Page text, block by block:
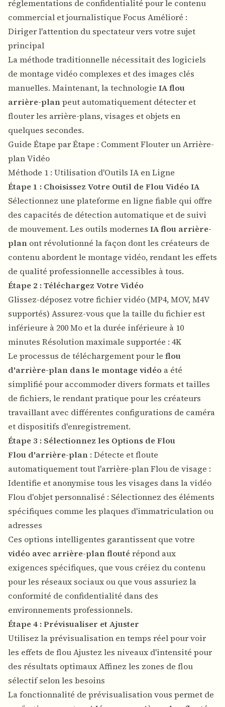
réglementations de confidentialité pour le contenu
commercial et journalistique Focus Amélioré :
Diriger l'attention du spectateur vers votre sujet
principal
La méthode traditionnelle nécessitait des logiciels
de montage vidéo complexes et des images clés
manuelles. Maintenant, la technologie IA flou
arrière-planpeut automatiquement détecter et
flouter les arrière-plans, visages et objets en
quelques secondes.
Guide Étape par Étape : Comment Flouter un Arrière-
plan Vidéo
Méthode 1 : Utilisation d'Outils IA en Ligne
Étape 1 : Choisissez Votre Outil de Flou Vidéo IA
Sélectionnez une plateforme en ligne fiable qui offre
des capacités de détection automatique et de suivi
de mouvement. Les outils modernes IA flou arrière-
plan ont révolutionné la façon dont les créateurs de
contenu abordent le montage vidéo, rendant les effets
de qualité professionnelle accessibles à tous.
Étape 2 : Téléchargez Votre Vidéo
Glissez-déposez votre fichier vidéo (MP4, MOV, M4V
supportés) Assurez-vous que la taille du fichier est
inférieure à 200 Mo et la durée inférieure à 10
minutes Résolution maximale supportée : 4K
Le processus de téléchargement pour le flou
d'arrière-plan dans le montage vidéo a été
simplifié pour accommoder divers formats et tailles
de fichiers, le rendant pratique pour les créateurs
travaillant avec différentes configurations de caméra
et dispositifs d'enregistrement.
Étape 3 : Sélectionnez les Options de Flou
Flou d'arrière-plan : Détecte et floute
automatiquement tout l'arrière-plan Flou de visage :
Identifie et anonymise tous les visages dans la vidéo
Flou d'objet personnalisé : Sélectionnez des éléments
spécifiques comme les plaques d'immatriculation ou
adresses
Ces options intelligentes garantissent que votre
vidéo avec arrière-plan flouté répond aux
exigences spécifiques, que vous créiez du contenu
pour les réseaux sociaux ou que vous assuriez la
conformité de confidentialité dans des
environnements professionnels.
Étape 4 : Prévisualiser et Ajuster
Utilisez la prévisualisation en temps réel pour voir
les effets de flou Ajustez les niveaux d'intensité pour
des résultats optimaux Affinez les zones de flou
sélectif selon les besoins
La fonctionnalité de prévisualisation vous permet de